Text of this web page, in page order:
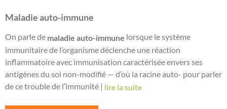
Maladie auto-immune
On parle de maladie auto-immune lorsque le système
immunitaire de l’organisme déclenche une réaction
inflammatoire avec immunisation caractérisée envers ses
antigènes du soi non-modifié — d’où la racine auto- pour parler
de ce trouble de l’immunité | lire la suite